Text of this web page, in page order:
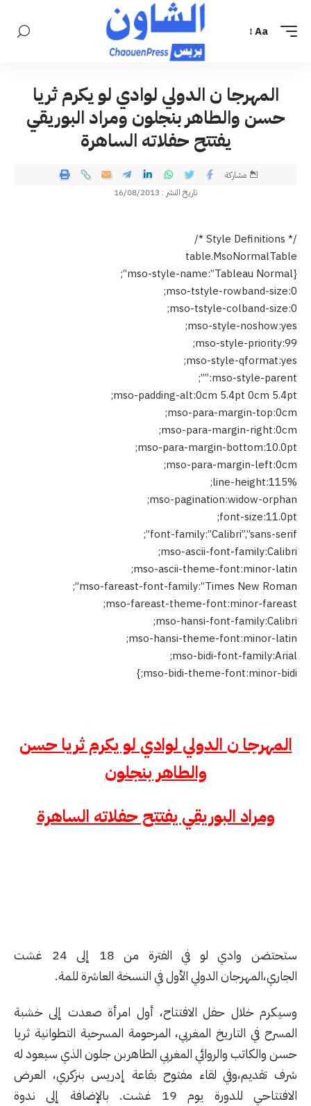
Aa
المهرجا ن الدولي لوادي لو يكرم ثريا
حسن والطاهر بنجلون ومراد البوريقي
يفتتح حفلاته الساهرة
تاريخ النشر : 16/08/2013
مشاركة
/* Style Definitions */
table.MsoNormalTable
{mso-style-name:”Tableau Normal”;
mso-tstyle-rowband-size:0;
mso-tstyle-colband-size:0;
mso-style-noshow:yes;
mso-style-priority:99;
mso-style-qformat:yes;
mso-style-parent:””;
mso-padding-alt:0cm 5.4pt 0cm 5.4pt;
mso-para-margin-top:0cm;
mso-para-margin-right:0cm;
mso-para-margin-bottom:10.0pt;
mso-para-margin-left:0cm;
line-height:115%;
mso-pagination:widow-orphan;
font-size:11.0pt;
font-family:”Calibri”,”sans-serif”;
mso-ascii-font-family:Calibri;
mso-ascii-theme-font:minor-latin;
mso-fareast-font-family:”Times New Roman”;
mso-fareast-theme-font:minor-fareast;
mso-hansi-font-family:Calibri;
mso-hansi-theme-font:minor-latin;
mso-bidi-font-family:Arial;
mso-bidi-theme-font:minor-bidi;}
المهرجا ن الدولي لوادي لو يكرم ثريا حسن
والطاهر بنجلون
ومراد البوريقي يفتتح حفلاته الساهرة
ستحتضن وادي لو في الفترة من 18 إلى 24 غشت
الجاري،المهرجان الدولي الأول في النسخة العاشرة للمة.
وسيكرم خلال حفل الافتتاح، أول امرأة صعدت إلى خشبة
المسرح في التاريخ المغربي، المرحومة المسرحية التطوانية ثريا
حسن والكاتب والروائي المغربي الطاهربن جلون الذي سيعود له
شرف تقديم،وفي لقاء مفتوح بقاعة إدريس بنزكري، العرض
الافتتاحي للدورة يوم 19 غشت. بالإضافة إلى ندوة